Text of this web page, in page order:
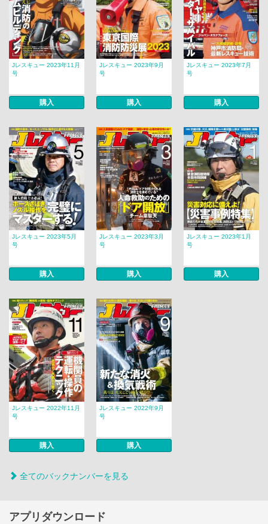
Jレスキュー 2023年11月
号
購入
Jレスキュー 2023年9月
号
購入
Jレスキュー 2023年7月
号
購入
Jレスキュー 2023年5月
号
購入
Jレスキュー 2023年3月
号
購入
Jレスキュー 2023年1月
号
購入
Jレスキュー 2022年11月
号
購入
Jレスキュー 2022年9月
号
購入
全てのバックナンバーを見る
アプリダウンロード